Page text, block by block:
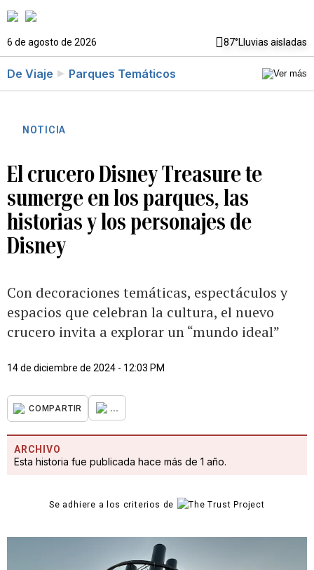
6 de agosto de 2026 87°Lluvias aisladas
De Viaje Parques Temáticos
NOTICIA
El crucero Disney Treasure te
sumerge en los parques, las
historias y los personajes de
Disney
Con decoraciones temáticas, espectáculos y
espacios que celebran la cultura, el nuevo
crucero invita a explorar un “mundo ideal”
14 de diciembre de 2024 - 12:03 PM
COMPARTIR ...
ARCHIVO
Esta historia fue publicada hace más de 1 año.
Se adhiere a los criterios de